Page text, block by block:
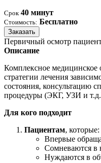
Срок 40 минут
Стоимость: Бесплатно
Заказать
Первичный осмотр
Описание
Комплексное медицинское
стратегии лечения
состояния, консультацию
процедуры (ЭКГ, УЗИ и
Для кого подходит
Пациентам, которые:
Впервые
Сомневаются в
Нуждаются в